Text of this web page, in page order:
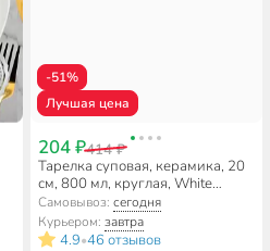
-51%
Лучшая цена
204 ₽414 ₽
Тарелка суповая, керамика, 20
см, 800 мл, круглая, White
Fusion, Daniks, белая
Самовывоз: сегодня
Курьером: завтра
4.9•46 отзывов